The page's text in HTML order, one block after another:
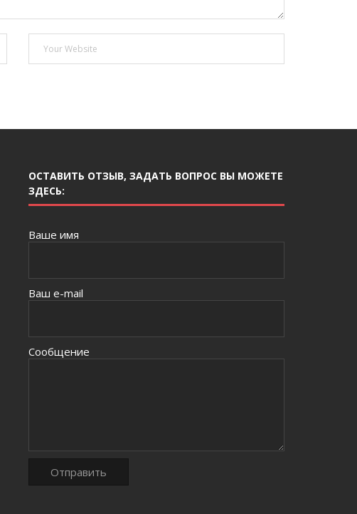
ОСТАВИТЬ ОТЗЫВ, ЗАДАТЬ ВОПРОС ВЫ МОЖЕТЕ
ЗДЕСЬ:
Ваше имя
Ваш e-mail
Сообщение